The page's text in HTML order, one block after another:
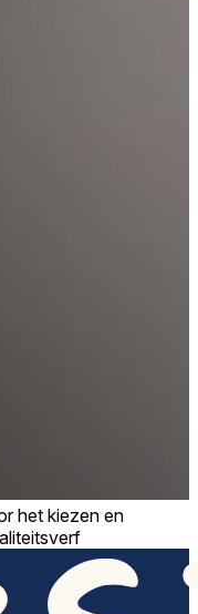
het kiezen en